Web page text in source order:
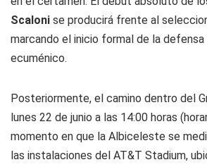
Scaloni se producirá frente al
marcando el inicio formal de la
ecuménico.
Posteriormente, el camino dentro del
lunes 22 de junio a las 14:00 horas
momento en que la Albiceleste se
las instalaciones del AT&T Stadium,